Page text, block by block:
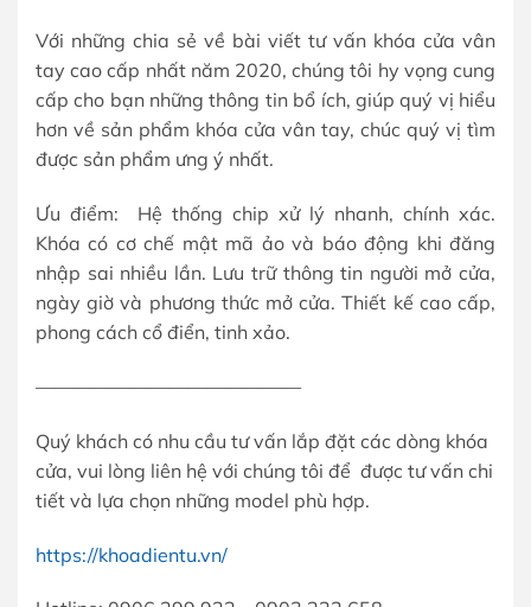
Với những chia sẻ về bài viết tư vấn khóa cửa vân
tay cao cấp nhất năm 2020, chúng tôi hy vọng cung
cấp cho bạn những thông tin bổ ích, giúp quý vị hiểu
hơn về sản phẩm khóa cửa vân tay, chúc quý vị tìm
được sản phẩm ưng ý nhất.
Ưu điểm: Hệ thống chip xử lý nhanh, chính xác.
Khóa có cơ chế mật mã ảo và báo động khi đăng
nhập sai nhiều lần. Lưu trữ thông tin người mở cửa,
ngày giờ và phương thức mở cửa. Thiết kế cao cấp,
phong cách cổ điển, tinh xảo.
——————————————
Quý khách có nhu cầu tư vấn lắp đặt các dòng khóa
cửa, vui lòng liên hệ với chúng tôi để được tư vấn chi
tiết và lựa chọn những model phù hợp.
https://khoadientu.vn/